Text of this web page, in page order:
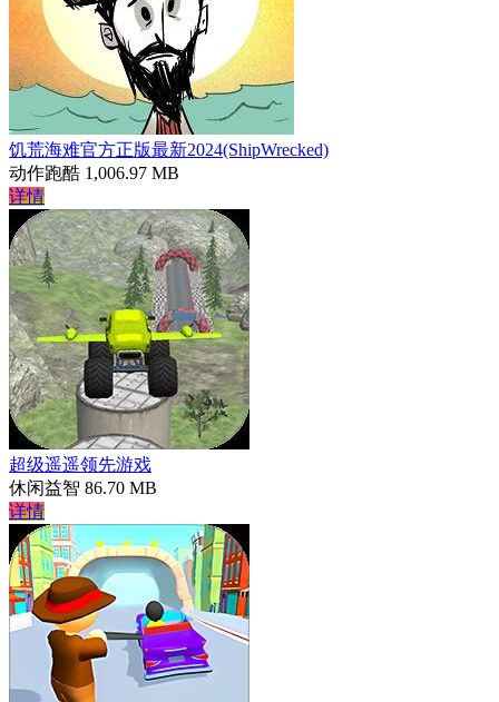
饥荒海难官方正版最新2024(ShipWrecked)
动作跑酷 1,006.97 MB
详情
超级遥遥领先游戏
休闲益智 86.70 MB
详情